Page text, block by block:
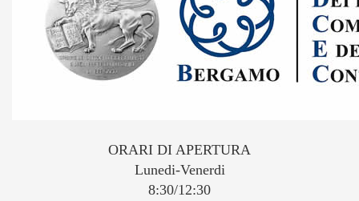
ORARI DI APERTURA
Lunedi-Venerdi
8:30/12:30